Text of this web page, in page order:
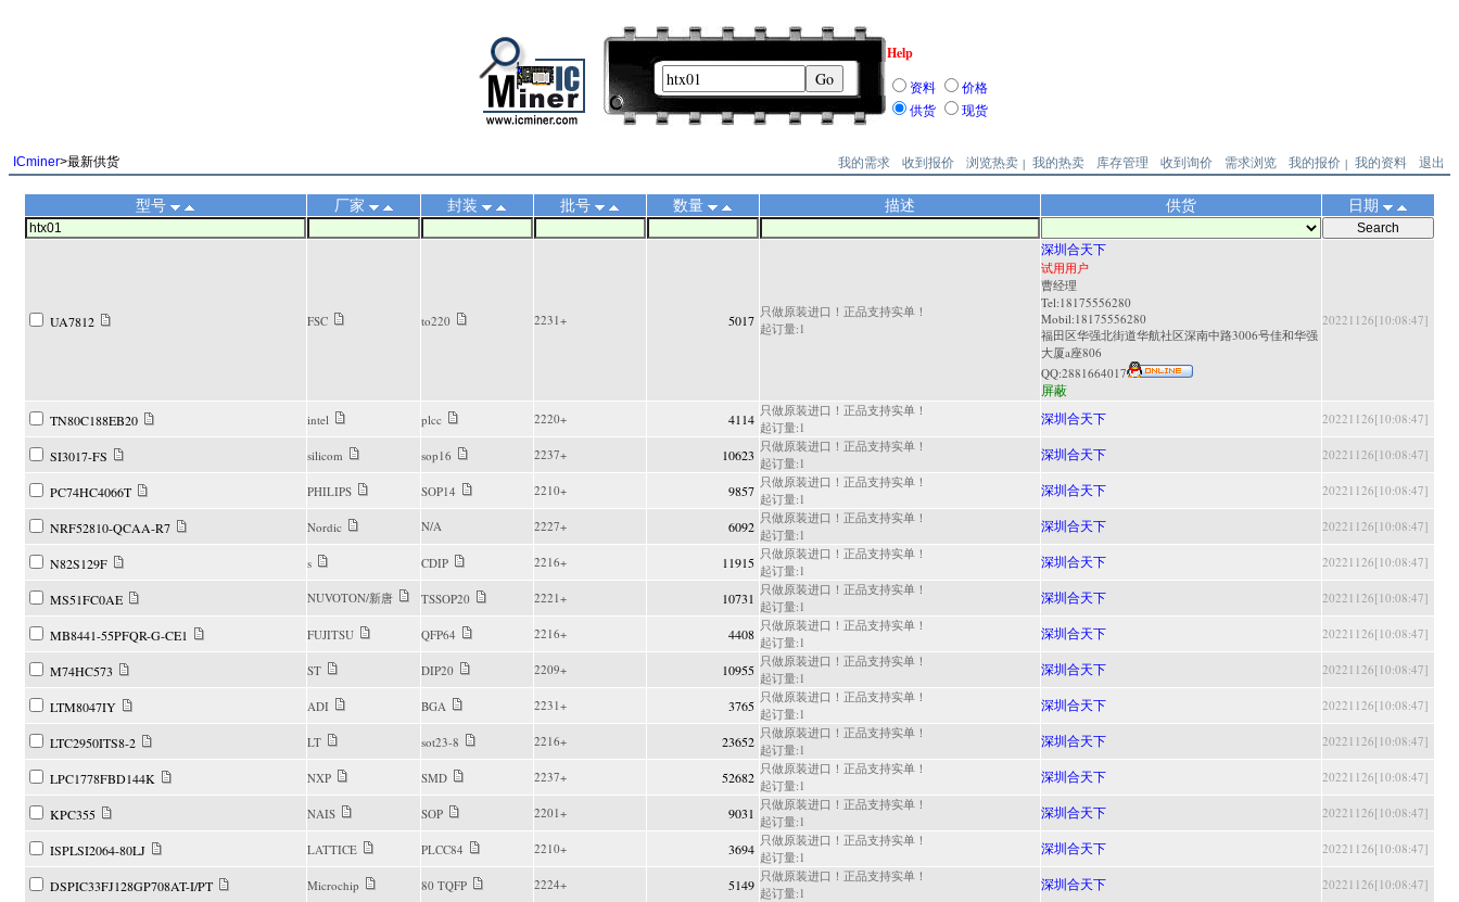
Help
资料
价格
供货
现货
ICminer>最新供货 我的需求 收到报价 浏览热卖 | 我的热卖 库存管理 收到询价 需求浏览 我的报价 | 我的资料 退出
型号 厂家 封装 批号 数量 描述 供货 日期
UA7812 FSC to220 2231+ 5017
只做原装进口！正品支持实单！
起订量:1
深圳合天下
试用用户
曹经理
Tel:18175556280
Mobil:18175556280
福田区华强北街道华航社区深南中路3006号佳和华强
大厦a座806
QQ:2881664017
屏蔽
20221126[10:08:47]
TN80C188EB20 intel plcc 2220+ 4114
只做原装进口！正品支持实单！
起订量:1
深圳合天下 20221126[10:08:47]
SI3017-FS silicom sop16 2237+ 10623
只做原装进口！正品支持实单！
起订量:1
深圳合天下 20221126[10:08:47]
PC74HC4066T PHILIPS SOP14 2210+ 9857
只做原装进口！正品支持实单！
起订量:1
深圳合天下 20221126[10:08:47]
NRF52810-QCAA-R7 Nordic N/A 2227+ 6092
只做原装进口！正品支持实单！
起订量:1
深圳合天下 20221126[10:08:47]
N82S129F s CDIP 2216+ 11915
只做原装进口！正品支持实单！
起订量:1
深圳合天下 20221126[10:08:47]
MS51FC0AE NUVOTON/新唐 TSSOP20 2221+ 10731
只做原装进口！正品支持实单！
起订量:1
深圳合天下 20221126[10:08:47]
MB8441-55PFQR-G-CE1 FUJITSU QFP64 2216+ 4408
只做原装进口！正品支持实单！
起订量:1
深圳合天下 20221126[10:08:47]
M74HC573 ST DIP20 2209+ 10955
只做原装进口！正品支持实单！
起订量:1
深圳合天下 20221126[10:08:47]
LTM8047IY ADI BGA 2231+ 3765
只做原装进口！正品支持实单！
起订量:1
深圳合天下 20221126[10:08:47]
LTC2950ITS8-2 LT sot23-8 2216+ 23652
只做原装进口！正品支持实单！
起订量:1
深圳合天下 20221126[10:08:47]
LPC1778FBD144K NXP SMD 2237+ 52682
只做原装进口！正品支持实单！
起订量:1
深圳合天下 20221126[10:08:47]
KPC355 NAIS SOP 2201+ 9031
只做原装进口！正品支持实单！
起订量:1
深圳合天下 20221126[10:08:47]
ISPLSI2064-80LJ LATTICE PLCC84 2210+ 3694
只做原装进口！正品支持实单！
起订量:1
深圳合天下 20221126[10:08:47]
DSPIC33FJ128GP708AT-I/PT Microchip 80 TQFP 2224+ 5149
只做原装进口！正品支持实单！
起订量:1
深圳合天下 20221126[10:08:47]